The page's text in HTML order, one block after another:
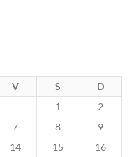
V S
D
1
2
7 8
9
14 15
16